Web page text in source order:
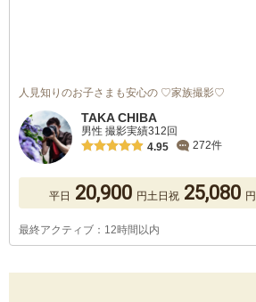
人見知りのお子さまも安心の ♡家族撮影♡
TAKA CHIBA
男性 撮影実績312回
4.95
272件
平日 20,900 円土日祝 25,080 円
最終アクティブ：12時間以内